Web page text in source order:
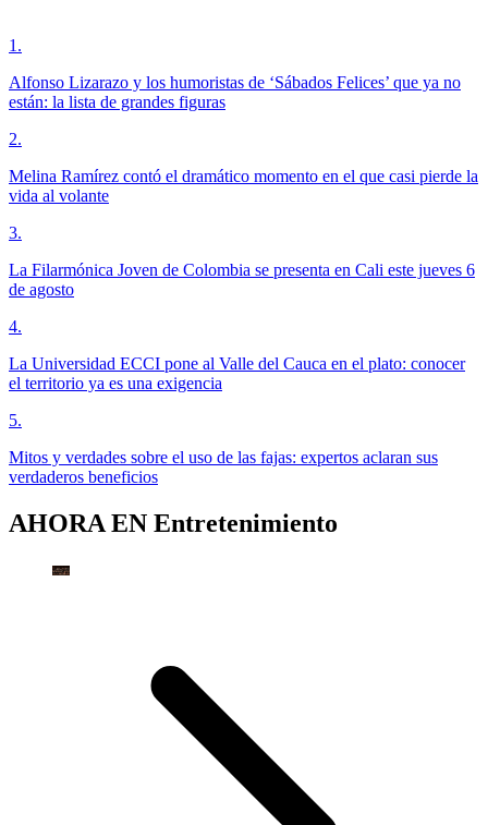
1 .
Alfonso Lizarazo y los humoristas de ‘Sábados Felices’ que ya no
están: la lista de grandes figuras
2.
Melina Ramírez contó el dramático momento en el que casi pierde la
vida al volante
3.
La Filarmónica Joven de Colombia se presenta en Cali este jueves 6
de agosto
4.
La Universidad ECCI pone al Valle del Cauca en el plato: conocer
el territorio ya es una exigencia
5.
Mitos y verdades sobre el uso de las fajas: expertos aclaran sus
verdaderos beneficios
AHORA EN Entretenimiento